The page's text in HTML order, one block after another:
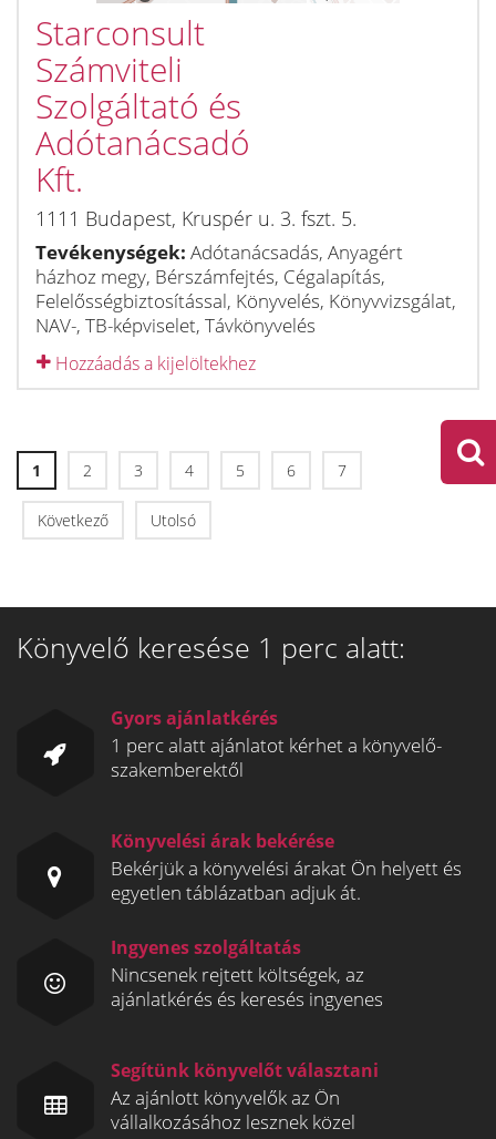
Starconsult
Számviteli
Szolgáltató és
Adótanácsadó
Kft.
1111 Budapest, Kruspér u. 3. fszt. 5.
Tevékenységek: Adótanácsadás, Anyagért
házhoz megy, Bérszámfejtés, Cégalapítás,
Felelősségbiztosítással, Könyvelés, Könyvvizsgálat,
NAV-, TB-képviselet, Távkönyvelés
Hozzáadás a kijelöltekhez
1 2 3 4 5 6 7
Következő Utolsó
Könyvelő keresése 1 perc alatt:
Gyors ajánlatkérés
1 perc alatt ajánlatot kérhet a könyvelő-
szakemberektől
Könyvelési árak bekérése
Bekérjük a könyvelési árakat Ön helyett és
egyetlen táblázatban adjuk át.
Ingyenes szolgáltatás
Nincsenek rejtett költségek, az
ajánlatkérés és keresés ingyenes
Segítünk könyvelőt választani
Az ajánlott könyvelők az Ön
vállalkozásához lesznek közel